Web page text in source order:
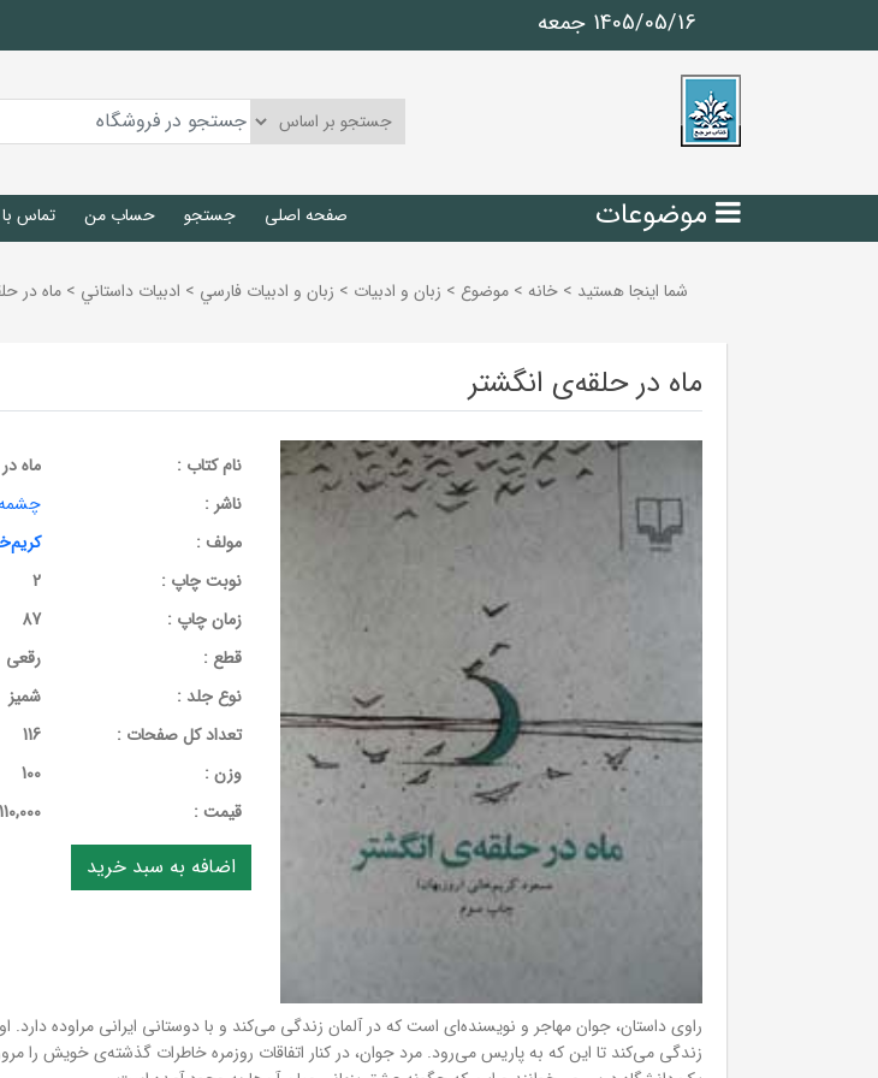
1405/05/16 جمعه
موضوعات صفحه اصلی جستجو حساب من تماس با
شما اینجا هستید > خانه > موضوع > زبان و ادبيات > زبان و ادبيات فارسي > ادبيات داستاني > ماه در
ماه در حلقه‌ی انگشتر
نام کتاب :
ماه
ناشر :
مولف :
نوبت چاپ :
2
زمان چاپ :
87
قطع :
رقعی
نوع جلد :
شمیز
تعداد کل صفحات :
116
وزن :
100
قيمت :
110,000 ریال
راوی داستان، جوان مهاجر و نویسنده‌ای است که در آلمان زندگی می‌کند و با دوستانی ایرانی مراوده
زندگی می‌کند تا این که به پاریس می‌رود. مرد جوان، در کنار اتفاقات روزمره خاطرات گذشته‌ی خویش را